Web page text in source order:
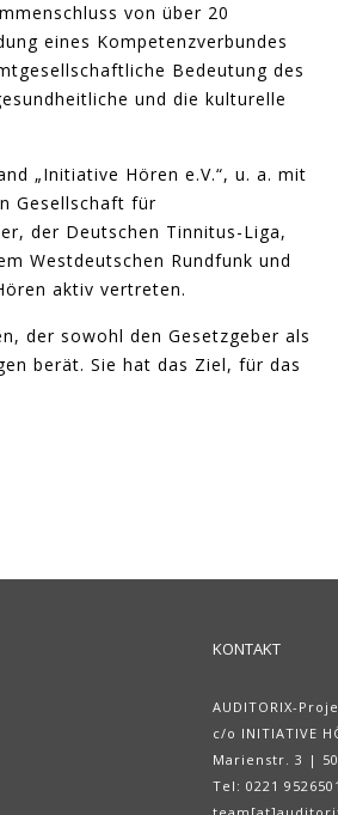
von über 20
eines Kompetenzverbundes
Bedeutung des
und die kulturelle
„Initiative Hören e.V.“, u. a. mit
Gesellschaft für
der Deutschen Tinnitus-Liga,
Westdeutschen Rundfunk und
aktiv vertreten.
der sowohl den Gesetzgeber als
berät. Sie hat das Ziel, für das
KONTAKT
AUDITORIX-
c/o INITIATIVE
Marienstr. 3 |
Tel: 0221